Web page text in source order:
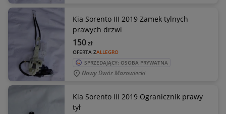
Kia Sorento III 2019 Zamek tylnych
prawych drzwi
OFERTA ZALLEGRO
150zł
SPRZEDAJĄCY: OSOBA PRYWATNA
Nowy Dwór Mazowiecki
Kia Sorento III 2019 Ogranicznik prawy
tył